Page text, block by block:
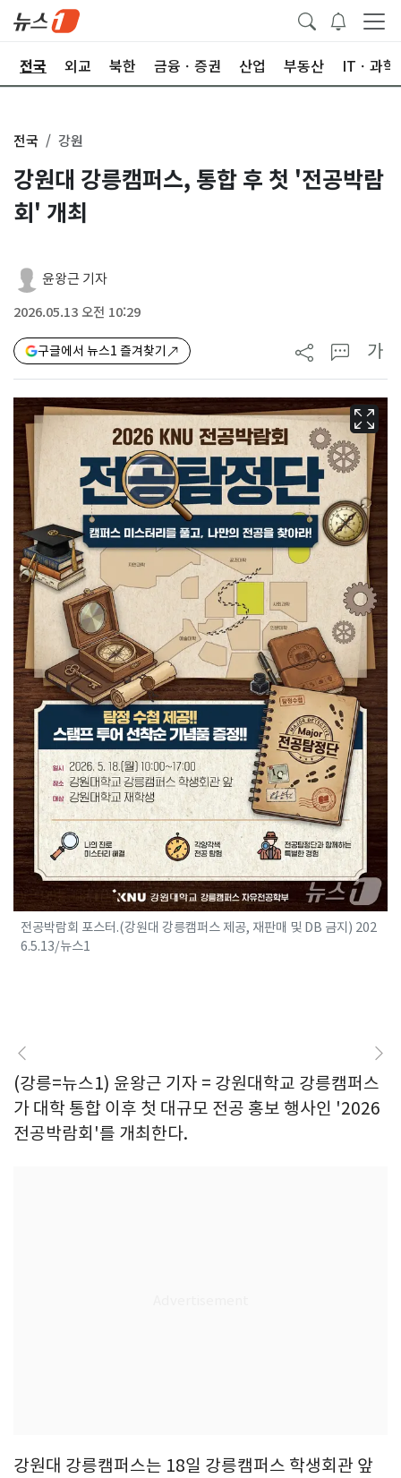
전국 외교 북한 금융ㆍ증권 산업 부동산 ITㆍ과학
전국 강원
강원대 강릉캠퍼스, 통합 후 첫 '전공박람
회' 개최
윤왕근 기자
2026.05.13 오전 10:29
구글에서 뉴스1 즐겨찾기 가
전공박람회 포스터.(강원대 강릉캠퍼스 제공, 재판매 및 DB 금지) 202
6.5.13/뉴스1
(강릉=뉴스1) 윤왕근 기자 = 강원대학교 강릉캠퍼스
가 대학 통합 이후 첫 대규모 전공 홍보 행사인 '2026
전공박람회'를 개최한다.
강원대 강릉캠퍼스는 18일 강릉캠퍼스 학생회관 앞